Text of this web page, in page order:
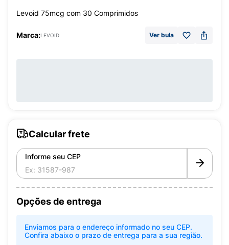
Levoid 75mcg com 30 Comprimidos
Marca:LEVOID Ver bula
Calcular frete
Informe seu CEP
Opções de entrega
Enviamos para o endereço informado no seu CEP.
Confira abaixo o prazo de entrega para a sua região.